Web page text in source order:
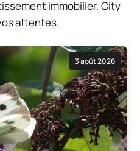
immobilier, City
attentes.
3 août 2026